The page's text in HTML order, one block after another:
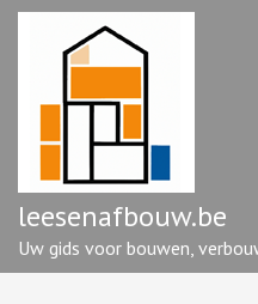
Ga
enter)
leesenafbouw.be
Uw gids voor bouwen,